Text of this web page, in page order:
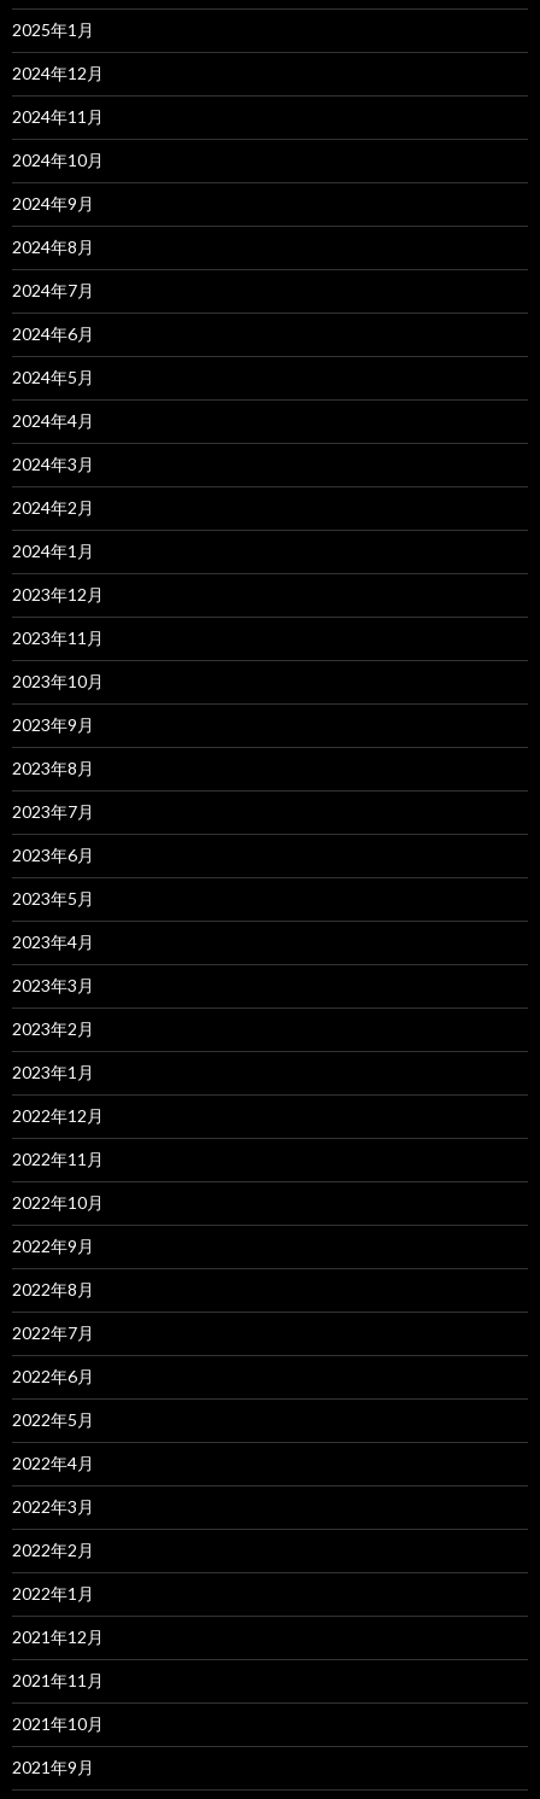
2025年1月
2024年12月
2024年11月
2024年10月
2024年9月
2024年8月
2024年7月
2024年6月
2024年5月
2024年4月
2024年3月
2024年2月
2024年1月
2023年12月
2023年11月
2023年10月
2023年9月
2023年8月
2023年7月
2023年6月
2023年5月
2023年4月
2023年3月
2023年2月
2023年1月
2022年12月
2022年11月
2022年10月
2022年9月
2022年8月
2022年7月
2022年6月
2022年5月
2022年4月
2022年3月
2022年2月
2022年1月
2021年12月
2021年11月
2021年10月
2021年9月